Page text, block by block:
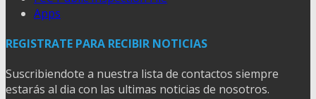
Apps
REGISTRATE PARA RECIBIR NOTICIAS
Suscribiendote a nuestra lista de contactos siempre
estarás al dia con las ultimas noticias de nosotros.